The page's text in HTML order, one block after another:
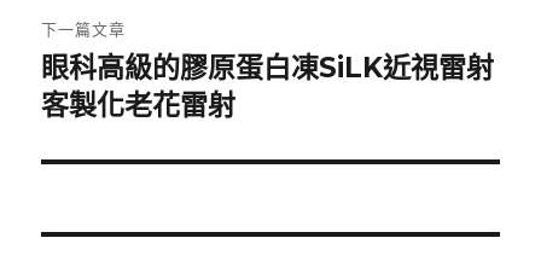
章:
下一篇文章
下
一
文
眼科高級的膠原蛋白凍SiLK近視雷射
客製化老花雷射